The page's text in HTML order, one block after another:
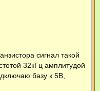
сигнал такой
32кГц амплитудой
базу к 5В,